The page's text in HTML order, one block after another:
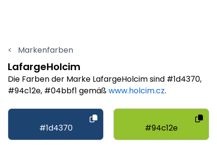
< Markenfarben
LafargeHolcim
Die Farben der Marke LafargeHolcim sind #1d4370,
#94c12e, #04bbf1 gemäßwww.holcim.cz.
#1d4370 #94c12e